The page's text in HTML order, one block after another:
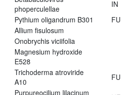
phoperculellae
IN
Pythium oligandrum B301
FU
Allium fisulosum
Onobrychis viciifolia
Magnesium hydroxide
E528
Trichoderma atroviride
A10
FU
Purpureocilium lilacinum